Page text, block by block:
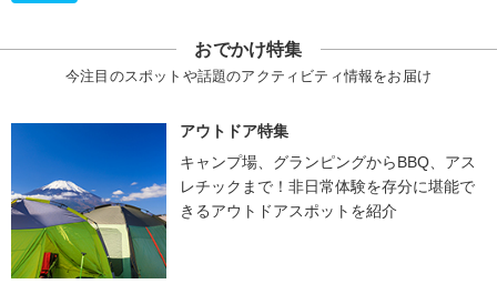
おでかけ特集
今注目のスポットや話題のアクティビティ情報をお届け
アウトドア特集
キャンプ場、グランピングからBBQ、アス
レチックまで！非日常体験を存分に堪能で
きるアウトドアスポットを紹介